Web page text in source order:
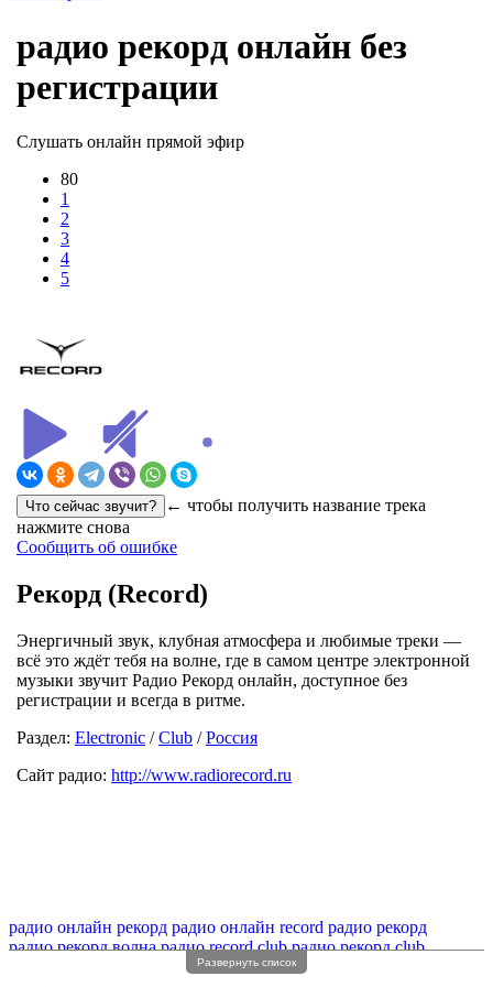
радио рекорд онлайн без
регистрации
Слушать онлайн прямой эфир
80
1
2
3
4
5
← чтобы получить название трека
нажмите снова
Сообщить об ошибке
Рекорд (Record)
Энергичный звук, клубная атмосфера и любимые треки —
всё это ждёт тебя на волне, где в самом центре электронной
музыки звучит Радио Рекорд онлайн, доступное без
регистрации и всегда в ритме.
Раздел: Electronic /Club /Россия
Сайт радио: http://www.radiorecord.ru
радио онлайн рекорд радио онлайн record радио рекорд
радио рекорд волна радио record club радио рекорд club
радио record онлайн радио radio record
Развернуть список